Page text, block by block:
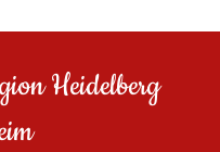
Heidelberg